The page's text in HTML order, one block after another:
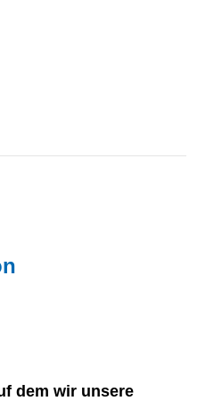
dem wir unsere